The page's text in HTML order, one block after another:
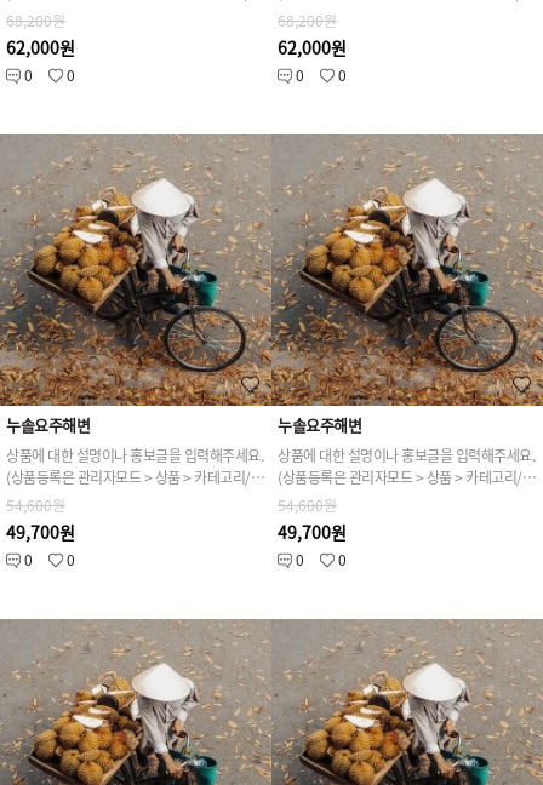
68,200원
62,000원
0 0
68,200원
62,000원
0 0
누솔요주해변
상품에 대한 설명이나 홍보글을 입력해주세요.
(상품등록은 관리자모드 > 상품 > 카테고리/상품관리 > 상품등록 가능)
54,600원
49,700원
0 0
누솔요주해변
상품에 대한 설명이나 홍보글을 입력해주세요.
(상품등록은 관리자모드 > 상품 > 카테고리/상품관리 > 상품등록 가능)
54,600원
49,700원
0 0